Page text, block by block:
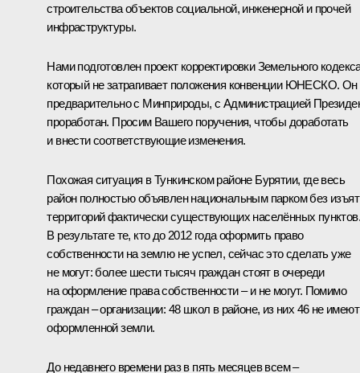
строительства объектов социальной, инженерной и прочей
инфраструктуры.
Нами подготовлен проект корректировки Земельного
который не затрагивает положения конвенции ЮНЕСКО. Он
предварительно с Минприроды, с Администрацией
проработан. Просим Вашего поручения, чтобы доработать
и внести соответствующие изменения.
Похожая ситуация в Тункинском районе Бурятии, где весь
район полностью объявлен национальным парком без
территорий фактически существующих населённых пунктов.
В результате те, кто до 2012 года оформить право
собственности на землю не успел, сейчас это сделать уже
не могут: более шести тысяч граждан стоят в очереди
на оформление права собственности – и не могут. Помимо
граждан – организации: 48 школ в районе, из них 46 не имеют
оформленной земли.
До недавнего времени раз в пять месяцев всем –